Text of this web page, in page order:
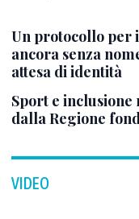
Un protocollo
ancora senza
attesa di identità
Sport e inclusione
dalla Regione
VIDEO